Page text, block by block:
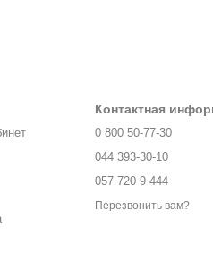
Контактная
0 800 50-77-30
044 393-30-10
057 720 9 444
Перезвонить вам?